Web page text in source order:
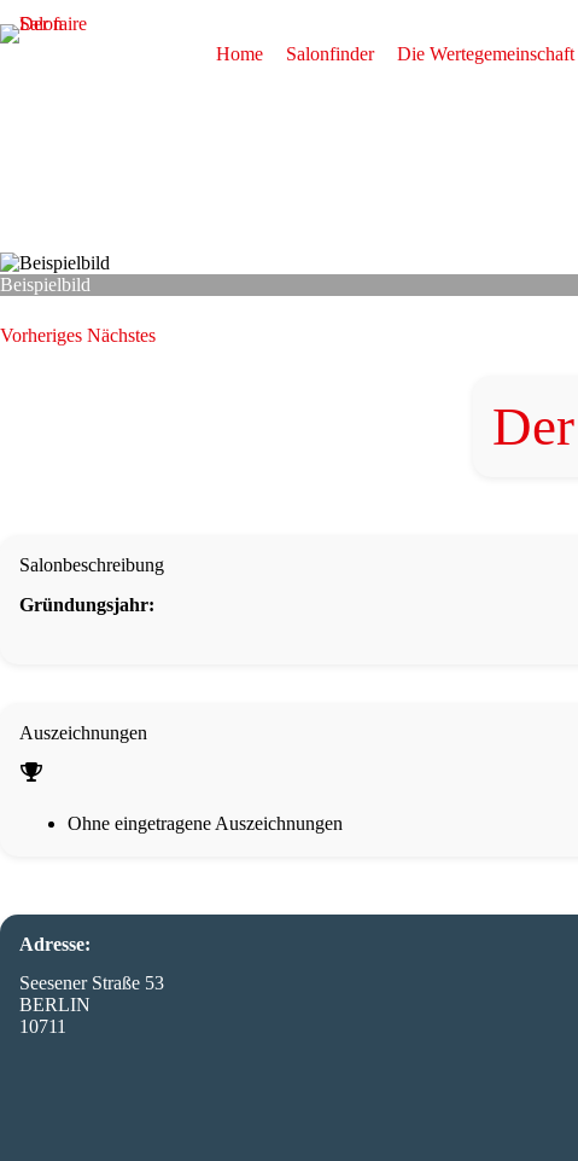
Inhalt
Home Salonfinder Die Wertegemeinschaft
Beispielbild
Vorheriges Nächstes
Salonbeschreibung
Gründungsjahr:
Auszeichnungen
Ohne eingetragene Auszeichnungen
Adresse:
Seesener Straße 53
BERLIN
10711